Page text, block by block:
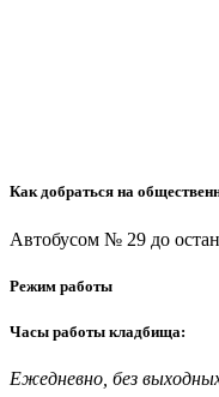
Как добраться на
Автобусом № 29 до
Режим работы
Часы работы кладбища:
Ежедневно, без